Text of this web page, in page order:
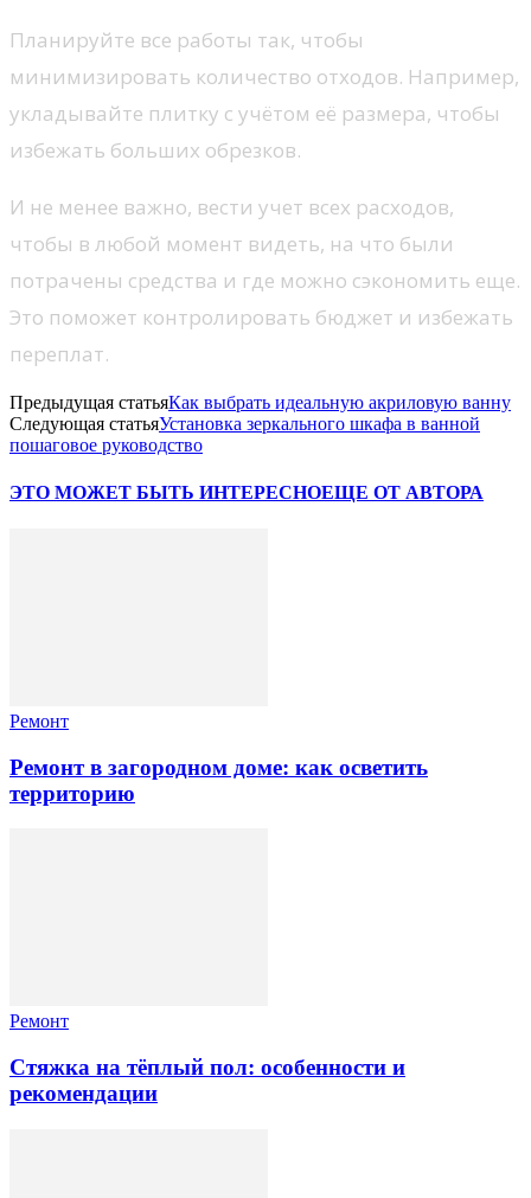
Планируйте все работы так, чтобы
минимизировать количество отходов. Например,
укладывайте плитку с учётом её размера, чтобы
избежать больших обрезков.
И не менее важно, вести учет всех расходов,
чтобы в любой момент видеть, на что были
потрачены средства и где можно сэкономить еще.
Это поможет контролировать бюджет и избежать
переплат.
Предыдущая статьяКак выбрать идеальную акриловую ванну
Следующая статьяУстановка зеркального шкафа в ванной
пошаговое руководство
ЭТО МОЖЕТ БЫТЬ ИНТЕРЕСНОЕЩЕ ОТ АВТОРА
Ремонт
Ремонт в загородном доме: как осветить
территорию
Ремонт
Стяжка на тёплый пол: особенности и
рекомендации